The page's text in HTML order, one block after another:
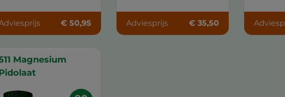
€ 50,95 Adviesprijs € 35,50
Magnesium